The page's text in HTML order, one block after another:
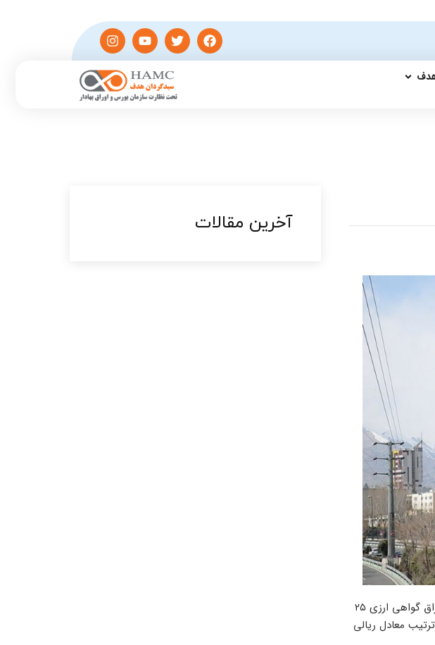
از سوی بانک مرکزی منتشر و اعلام شد: تاریخ انتشار اوراق گواهی ارزی ۲۵
میزان خرید اوراق توسط هر شخص حقیقی ایرانی بالاتر از ۱۸ سال به ترتیب معادل ریالی
آخرین مقالات​